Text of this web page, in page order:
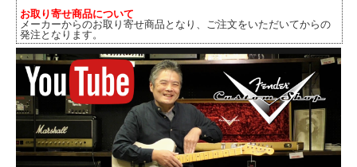
お取り寄せ商品について
メーカーからのお取り寄せ商品となり、ご注文をいただいてからの
発注となります。